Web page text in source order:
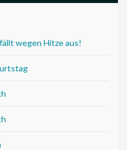
wegen Hitze aus!